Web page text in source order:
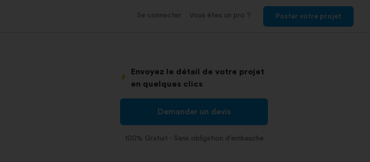
Se connecter Vous êtes un pro ? Poster votre projet
Envoyez le détail de votre projet
en quelques clics
Demander un devis
100% Gratuit - Sans obligation d'embauche